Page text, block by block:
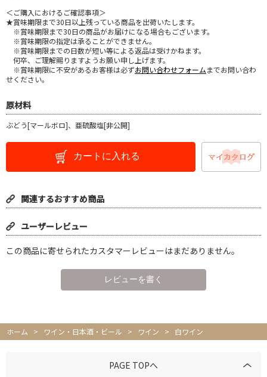
＜ご購入におけるご確認事項＞
★賞味期限まで30日以上残っている商品を出荷いたします。
※賞味期限まで30日の商品がお届けになる場合もございます。
※賞味期限の指定は承ることができません。
※賞味期限までの日数が短い等による返品は受けかねます。
何卒、ご理解賜りますようお願い申し上げます。
※賞味期限に不安があるお客様は必ずお問い合わせフォームまでお問い合わ
せください。
原材料
ぶどう[マールボロ]、亜硫酸塩[非公開]
カートに入れる
関連するおすすめ商品
ユーザーレビュー
この商品に寄せられたカスタマーレビューはまだありません。
ホーム > ワイン・日本酒・ビール > ワイン > 白ワイン
PAGE TOPへ